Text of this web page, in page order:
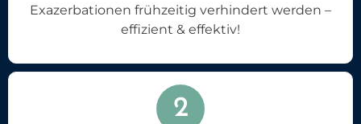
Exazerbationen frühzeitig verhindert werden –
effizient & effektiv!
2